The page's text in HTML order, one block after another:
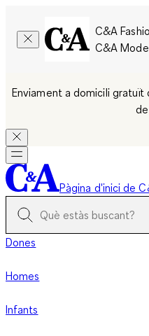
C&A
C&A
Enviament a domicili
Pàgina d'inici de
Dones
Homes
Infants